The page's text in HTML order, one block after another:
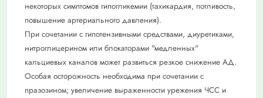
некоторых симптомов гипогликемии (тахикардия, потливость,
повышение артериального давления).
При сочетании с гипотензивными средствами, диуретиками,
нитроглицерином или блокаторами "медленных"
кальциевых каналов может развиться резкое снижение АД.
Особая осторожность необходима при сочетании с
празозином; увеличение выраженности урежения ЧСС и